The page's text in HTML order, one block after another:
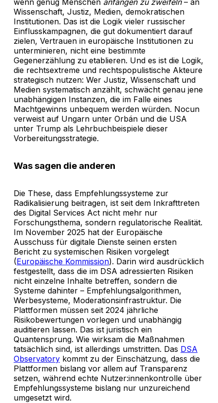
wenn genug Menschen anfangen zu zweifeln– an
Wissenschaft, Justiz, Medien, demokratischen
Institutionen. Das ist die Logik vieler russischer
Einflusskampagnen, die gut dokumentiert darauf
zielen, Vertrauen in europäische Institutionen zu
unterminieren, nicht eine bestimmte
Gegenerzählung zu etablieren. Und es ist die Logik,
die rechtsextreme und rechtspopulistische Akteure
strategisch nutzen: Wer Justiz, Wissenschaft und
Medien systematisch anzählt, schwächt genau jene
unabhängigen Instanzen, die im Falle eines
Machtgewinns unbequem werden würden. Nocun
verweist auf Ungarn unter Orbán und die USA
unter Trump als Lehrbuchbeispiele dieser
Vorbereitungsstrategie.
Was sagen die anderen
Die These, dass Empfehlungssysteme zur
Radikalisierung beitragen, ist seit dem Inkrafttreten
des Digital Services Act nicht mehr nur
Forschungsthema, sondern regulatorische Realität.
Im November 2025 hat der Europäische
Ausschuss für digitale Dienste seinen ersten
Bericht zu systemischen Risiken vorgelegt
(Europäische Kommission). Darin wird ausdrücklich
festgestellt, dass die im DSA adressierten Risiken
nicht einzelne Inhalte betreffen, sondern die
Systeme dahinter – Empfehlungsalgorithmen,
Werbesysteme, Moderationsinfrastruktur. Die
Plattformen müssen seit 2024 jährliche
Risikobewertungen vorlegen und unabhängig
auditieren lassen. Das ist juristisch ein
Quantensprung. Wie wirksam die Maßnahmen
tatsächlich sind, ist allerdings umstritten. Das DSA
Observatory kommt zu der Einschätzung, dass die
Plattformen bislang vor allem auf Transparenz
setzen, während echte Nutzer:innenkontrolle über
Empfehlungssysteme bislang nur unzureichend
umgesetzt wird.